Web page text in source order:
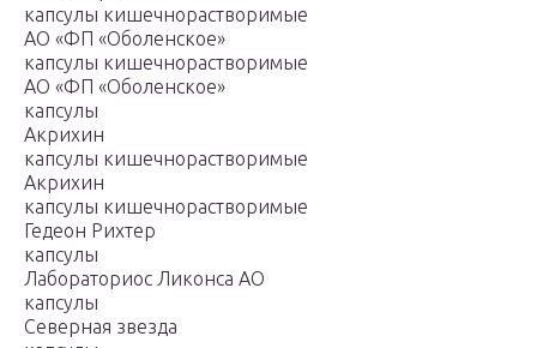
капсулы кишечнорастворимые
AO «ФП «Оболенское»
капсулы кишечнорастворимые
AO «ФП «Оболенское»
капсулы
Акрихин
капсулы кишечнорастворимые
Акрихин
капсулы кишечнорастворимые
Гедеон Рихтер
капсулы
Лабораториос Ликонса АО
капсулы
Северная звезда